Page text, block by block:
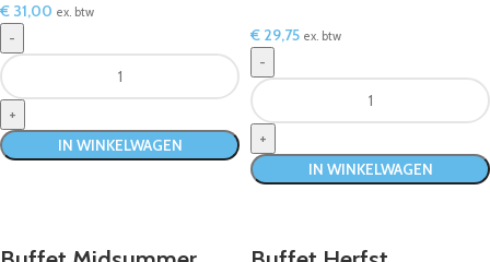
€ 31,00 ex. btw
IN WINKELWAGEN
€ 29,75 ex. btw
IN WINKELWAGEN